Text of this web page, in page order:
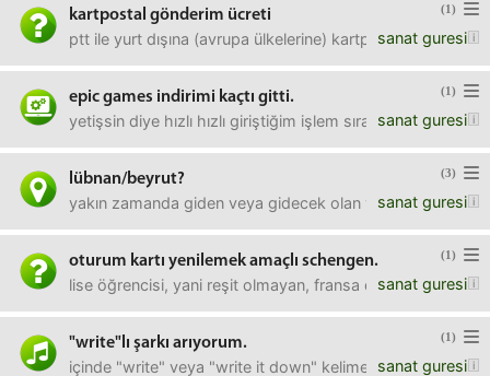
(1)
kartpostal gönderim ücreti
sanat guresi
ptt ile yurt dışına (avrupa ülkelerine) kartpostal gönderim
(1)
epic games indirimi kaçtı gitti.
sanat guresi
yetişsin diye hızlı hızlı giriştiğim işlem sırasında
(3)
lübnan/beyrut?
sanat guresi
yakın zamanda giden veya gidecek olan var mı?edit:
(1)
oturum kartı yenilemek amaçlı schengen.
sanat guresi
lise öğrencisi, yani reşit olmayan, fransa doğumlu
(1)
"write"lı şarkı arıyorum.
sanat guresi
içinde "write" veya "write it down" kelimeleri mümkünse